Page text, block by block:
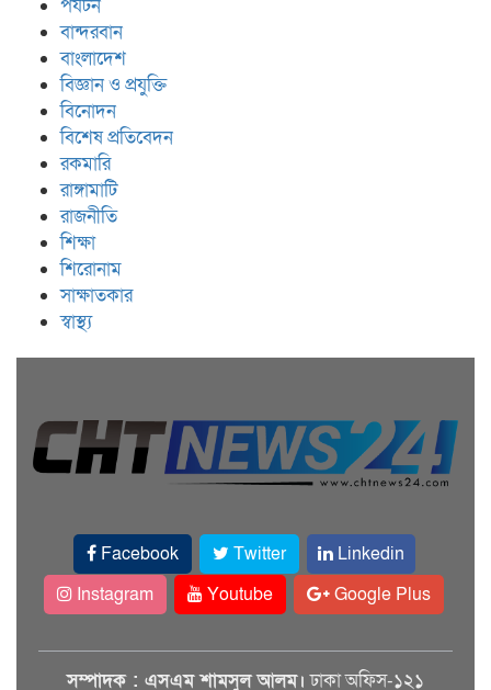
পর্যটন
বান্দরবান
বাংলাদেশ
বিজ্ঞান ও প্রযুক্তি
বিনোদন
বিশেষ প্রতিবেদন
রকমারি
রাঙ্গামাটি
রাজনীতি
শিক্ষা
শিরোনাম
সাক্ষাতকার
স্বাস্থ্য
Facebook Twitter
Linkedin
Instagram
Youtube Google Plus
সম্পাদক : এসএম শামসুল আলম। ঢাকা অফিস-১২১